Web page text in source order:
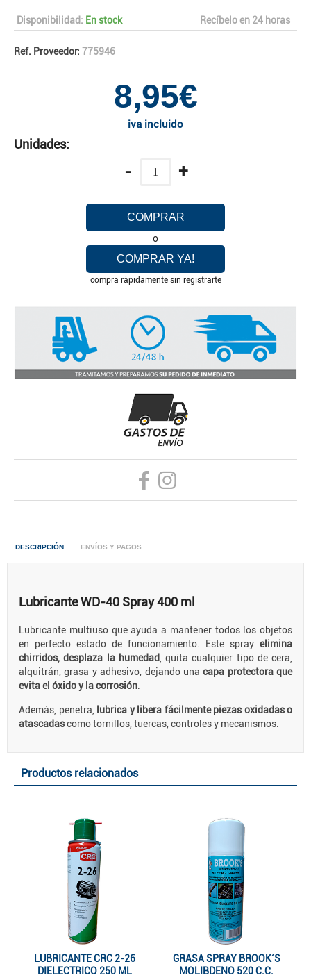
Disponibilidad: En stock Recíbelo en 24 horas
Ref. Proveedor: 775946
8,95€
iva incluido
Unidades:
- +
COMPRAR
o
COMPRAR YA!
compra rápidamente sin registrarte
DESCRIPCIÓN ENVÍOS Y PAGOS
Lubricante WD-40 Spray 400 ml
Lubricante multiuso que ayuda a mantener todos los objetos
en perfecto estado de funcionamiento. Este spray elimina
chirridos, desplaza la humedad
, quita cualquier tipo de cera,
alquitrán, grasa y adhesivo, dejando unacapa protectora que
evita el óxido y la corrosión
Además, penetra,
lubrica y libera fácilmente piezas oxidadas o
atascadascomo tornillos, tuercas, controles y mecanismos.
Productos relacionados
LUBRICANTE CRC 2-26
DIELECTRICO 250 ML
GRASA SPRAY BROOK´S
MOLIBDENO 520 C.C.